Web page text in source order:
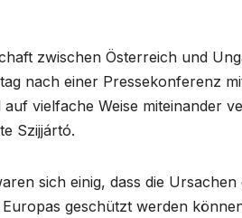
zwischen Österreich und
nach einer Pressekonferenz
auf vielfache Weise miteinander
Szijjártó.
sich einig, dass die
geschützt werden